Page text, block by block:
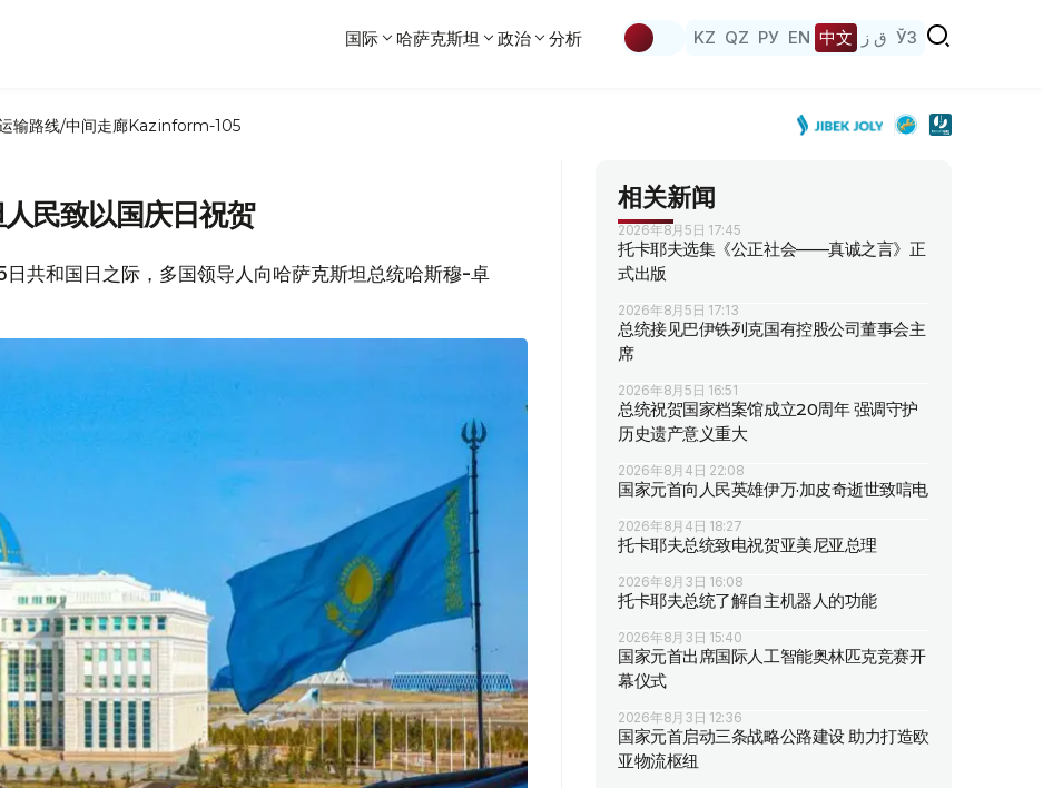
国际 哈萨克斯坦 政治 分析 KZ QZ РУ EN 中文 ق ز ЎЗ
输路线/中间走廊Kazinform-105
民致以国庆日祝贺
共和国日之际，多国领导人向哈萨克斯坦总统哈斯穆-卓
相关新闻
2026年8月5日 17:45
托卡耶夫选集《公正社会——真诚之言》正
式出版
2026年8月5日 17:13
总统接见巴伊铁列克国有控股公司董事会主
席
2026年8月5日 16:51
总统祝贺国家档案馆成立20周年 强调守护
历史遗产意义重大
2026年8月4日 22:08
国家元首向人民英雄伊万·加皮奇逝世致唁电
2026年8月4日 18:27
托卡耶夫总统致电祝贺亚美尼亚总理
2026年8月3日 16:08
托卡耶夫总统了解自主机器人的功能
2026年8月3日 15:40
国家元首出席国际人工智能奥林匹克竞赛开
幕仪式
2026年8月3日 12:36
国家元首启动三条战略公路建设 助力打造欧
亚物流枢纽